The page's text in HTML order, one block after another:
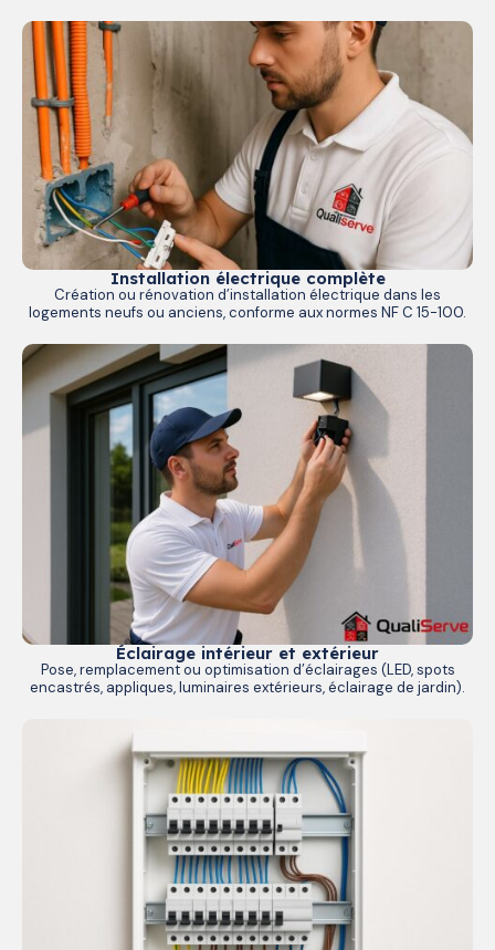
Installation électrique complète
Création ou rénovation d’installation électrique dans les
logements neufs ou anciens, conforme aux normes NF C 15-100.
Éclairage intérieur et extérieur
Pose, remplacement ou optimisation d’éclairages (LED, spots
encastrés, appliques, luminaires extérieurs, éclairage de jardin).